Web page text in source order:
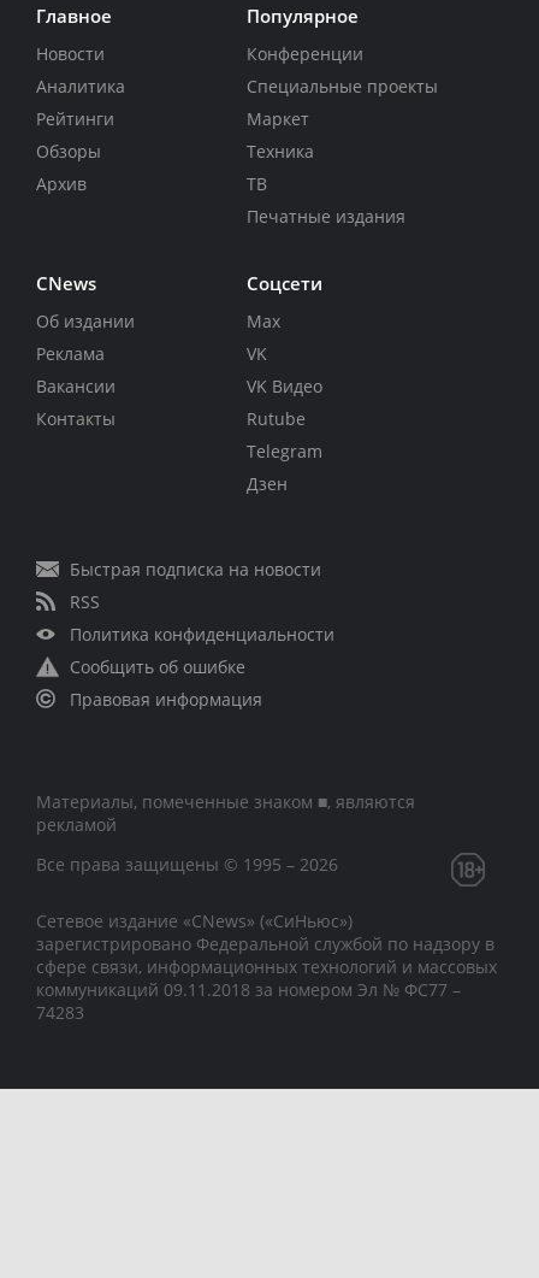
Главное
Новости
Аналитика
Рейтинги
Обзоры
Архив
Популярное
Конференции
Специальные проекты
Маркет
Техника
ТВ
Печатные издания
CNews
Об издании
Реклама
Вакансии
Контакты
Соцсети
Max
VK
VK Видео
Rutube
Telegram
Дзен
Быстрая подписка на новости
RSS
Политика конфиденциальности
Сообщить об ошибке
Правовая информация
Материалы, помеченные знаком ■, являются
рекламой
Все права защищены © 1995 – 2026
Сетевое издание «CNews» («СиНьюс»)
зарегистрировано Федеральной службой по надзору в
сфере связи, информационных технологий и массовых
коммуникаций 09.11.2018 за номером Эл № ФС77 –
74283